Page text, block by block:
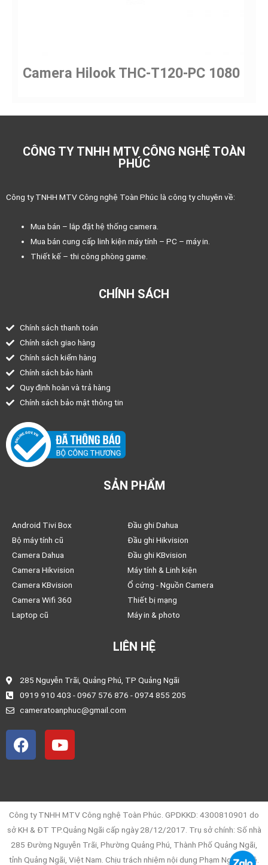
Camera Hilook THC-T120-PC 1080
CÔNG TY TNHH MTV CÔNG NGHỆ TOÀN
PHÚC
Công ty TNHH MTV Công nghệ Toàn Phúc là công ty chuyên về:
Mua bán – lắp đặt hệ thống camera.
Mua bán cung cấp linh kiện máy tính – PC – máy in.
Thiết kế – thi công phòng game.
CHÍNH SÁCH
Chính sách thanh toán
Chính sách giao hàng
Chính sách kiểm hàng
Chính sách bảo hành
Quy định hoàn và trả hàng
Chính sách bảo mật thông tin
SẢN PHẨM
Android Tivi Box
Bộ máy tính cũ
Camera Dahua
Camera Hikvision
Camera KBvision
Camera Wifi 360
Laptop cũ
Đầu ghi Dahua
Đầu ghi Hikvision
Đầu ghi KBvision
Máy tính & Linh kiện
Ổ cứng - Nguồn Camera
Thiết bị mạng
Máy in & photo
LIÊN HỆ
285 Nguyễn Trãi, Quảng Phú, TP Quảng Ngãi
0919 910 403 - 0967 576 876 - 0974 855 205
cameratoanphuc@gmail.com
F
a
o
o
k
Y
o
b
e
Công ty TNHH MTV Công nghệ Toàn Phúc. GPDKKD: 4300810901 do
sở KH & ĐT TP.Quảng Ngãi cấp ngày 28/12/2017. Trụ sở chính: Số nhà
285 Đường Nguyễn Trãi, Phường Quảng Phú, Thành Phố Quảng Ngãi,
tỉnh Quảng Ngãi, Việt Nam. Chịu trách nhiệm nội dung Phạm Ngọc Huệ.